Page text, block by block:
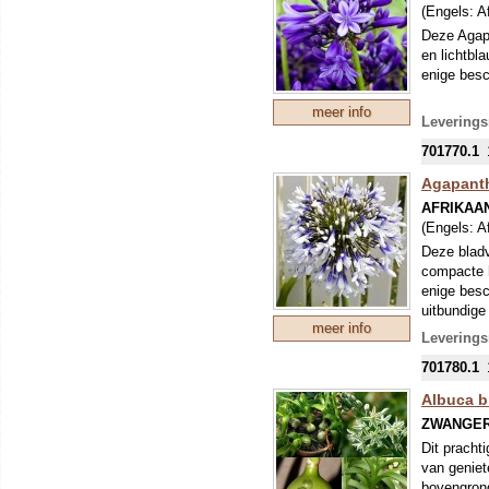
meer info
(Engels:
Deze
en
enige
701770.1
meer info
(Engels:
Deze
compacte
enige
701780.1
Albuca
Dit
van